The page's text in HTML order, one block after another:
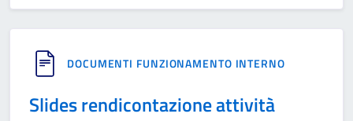
DOCUMENTI FUNZIONAMENTO INTERNO
Slides rendicontazione attività